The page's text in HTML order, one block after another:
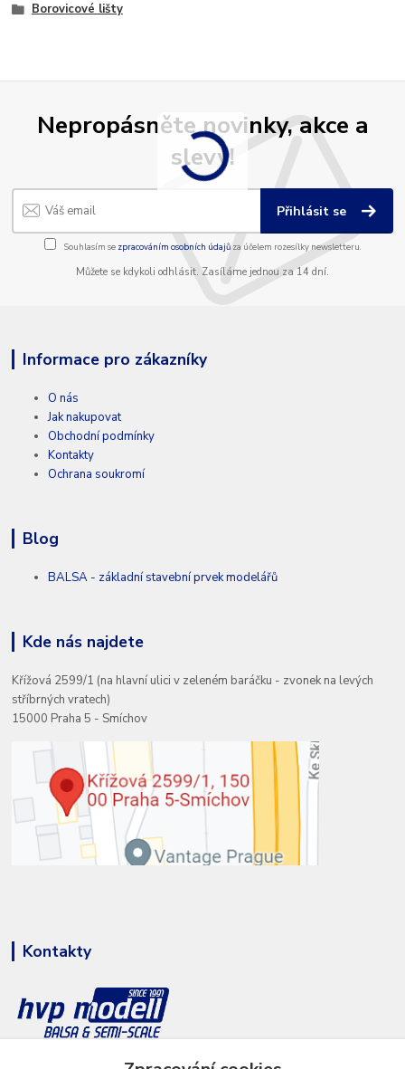
Borovicové lišty
Nepropásněte novinky, akce a
slevy!
Přihlásit se
Souhlasím se zpracováním osobních údajůza účelem rozesílky newsletteru.
Můžete se kdykoli odhlásit. Zasíláme jednou za 14 dní.
Informace pro zákazníky
O nás
Jak nakupovat
Obchodní podmínky
Kontakty
Ochrana soukromí
Blog
BALSA - základní stavební prvek modelářů
Kde nás najdete
Křížová 2599/1 (na hlavní ulici v zeleném baráčku - zvonek na levých
stříbrných vratech)
15000 Praha 5 - Smíchov
Kontakty